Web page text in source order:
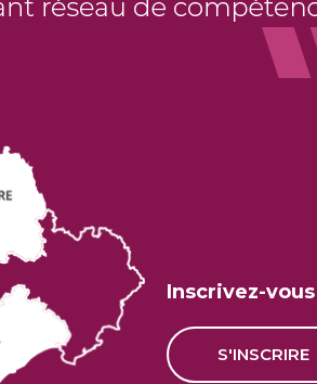
Inscrivez-
S'INSCRIRE